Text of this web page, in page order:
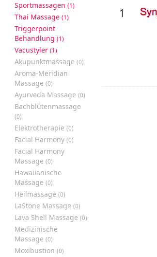
Sportmassagen (1)
Thai Massage (1)
Triggerpoint
Behandlung (1)
Vacustyler (1)
Akupunktmassage (0)
Aroma-Meridian
Massage (0)
Ayurveda Massage (0)
Bachblütenmassage
(0)
Elektrotherapie (0)
Facial Harmony (0)
Facial Harmony
Massage (0)
Hawaiianische
Massage (0)
Heilmassage (0)
LaStone Massage (0)
Lava Shell Massage (0)
Medizinische
Massage (0)
Moxibustion (0)
1